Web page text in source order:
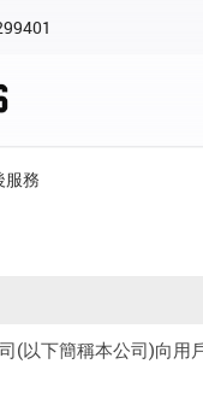
服務
(以下簡稱本公司)向
精